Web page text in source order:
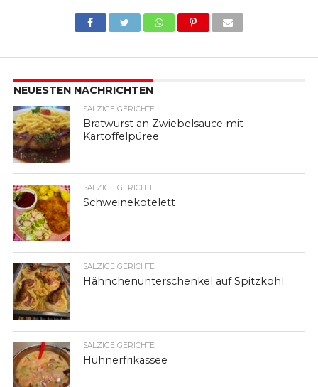
NEUESTEN NACHRICHTEN
SALZIGE GERICHTE
Bratwurst an Zwiebelsauce mit
Kartoffelpüree
SALZIGE GERICHTE
Schweinekotelett
SALZIGE GERICHTE
Hähnchenunterschenkel auf Spitzkohl
SALZIGE GERICHTE
Hühnerfrikassee